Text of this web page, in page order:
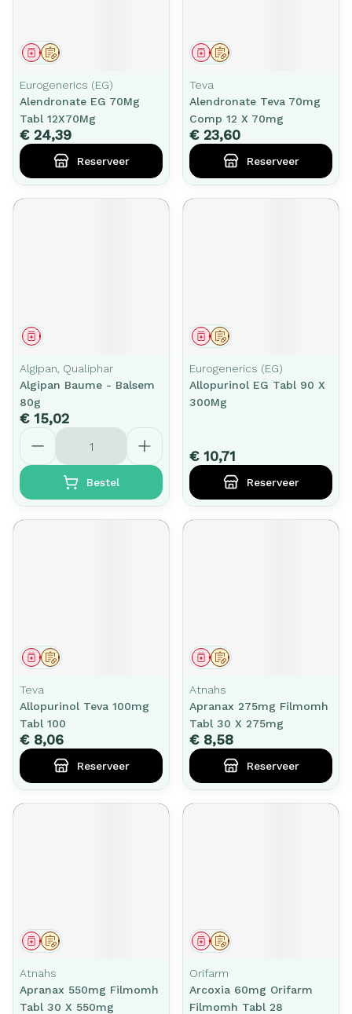
Op voorschrift
Geneesmiddel
Eurogenerics (EG)
Alendronate EG 70Mg
Tabl 12X70Mg
€ 24,39
Reserveer
Op voorschrift
Geneesmiddel
Teva
Alendronate Teva 70mg
Comp 12 X 70mg
€ 23,60
Reserveer
Geneesmiddel
Algipan, Qualiphar
Algipan Baume - Balsem
80g
€ 15,02
Aantal
Bestel
Op voorschrift
Geneesmiddel
Eurogenerics (EG)
Allopurinol EG Tabl 90 X
300Mg
€ 10,71
Reserveer
Op voorschrift
Geneesmiddel
Teva
Allopurinol Teva 100mg
Tabl 100
€ 8,06
Reserveer
Op voorschrift
Geneesmiddel
Atnahs
Apranax 275mg Filmomh
Tabl 30 X 275mg
€ 8,58
Reserveer
Op voorschrift
Geneesmiddel
Atnahs
Apranax 550mg Filmomh
Tabl 30 X 550mg
Op voorschrift
Geneesmiddel
Orifarm
Arcoxia 60mg Orifarm
Filmomh Tabl 28